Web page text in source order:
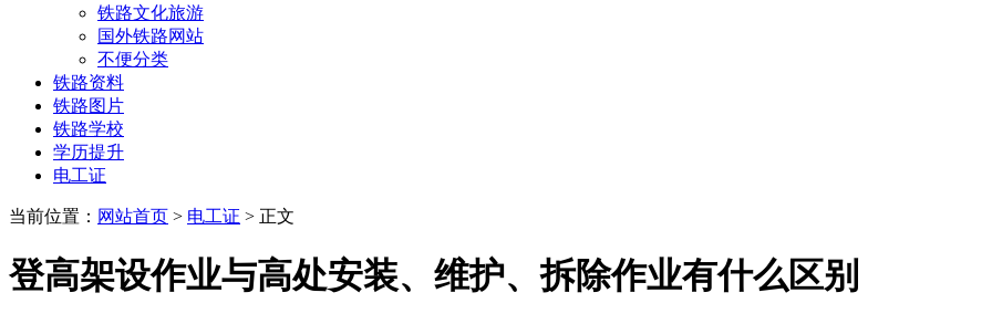
铁路文化旅游
国外铁路网站
不便分类
铁路资料
铁路图片
铁路学校
学历提升
电工证
当前位置： 网站首页 > 电工证 > 正文
登高架设作业与高处安装、维护、拆除作业有什么区别